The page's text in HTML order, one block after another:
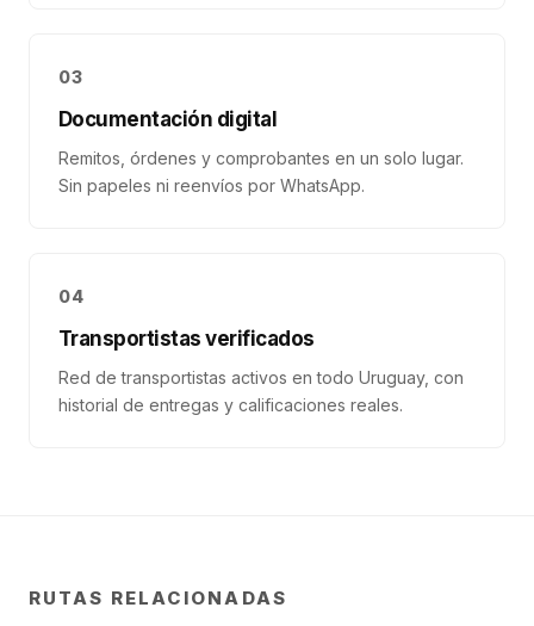
03
Documentación digital
Remitos, órdenes y comprobantes en un solo lugar.
Sin papeles ni reenvíos por WhatsApp.
04
Transportistas verificados
Red de transportistas activos en todo Uruguay, con
historial de entregas y calificaciones reales.
RUTAS RELACIONADAS